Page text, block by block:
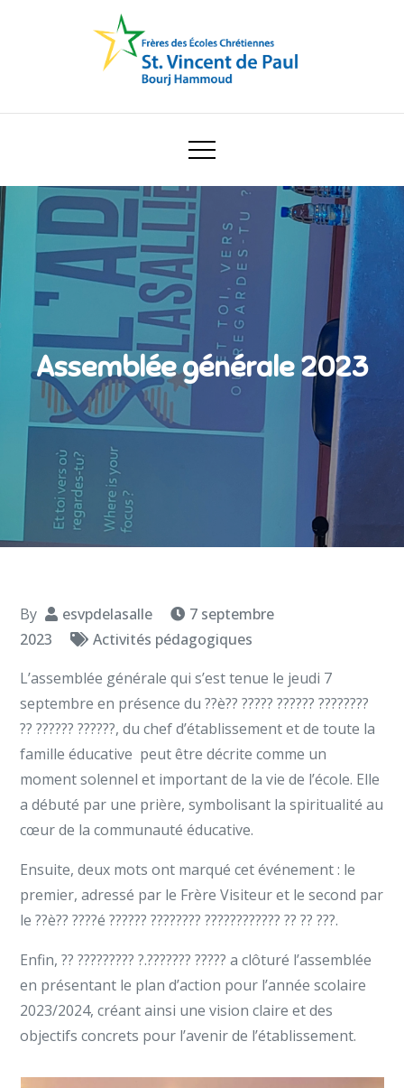
Ecole Saint Vincent de Paul
Assemblée générale 2023
By esvpdelasalle
7 septembre
2023
Activités pédagogiques
L’assemblée générale qui s’est tenue le jeudi 7
septembre en présence du ??è?? ????? ?????? ????????
?? ?????? ??????, du chef d’établissement et de toute la
famille éducative peut être décrite comme un
moment solennel et important de la vie de l’école. Elle
a débuté par une prière, symbolisant la spiritualité au
cœur de la communauté éducative.
Ensuite, deux mots ont marqué cet événement : le
premier, adressé par le Frère Visiteur et le second par
le ??è?? ????é ?????? ???????? ???????????? ?? ?? ???.
Enfin, ?? ????????? ?.??????? ????? a clôturé l’assemblée
en présentant le plan d’action pour l’année scolaire
2023/2024, créant ainsi une vision claire et des
objectifs concrets pour l’avenir de l’établissement.